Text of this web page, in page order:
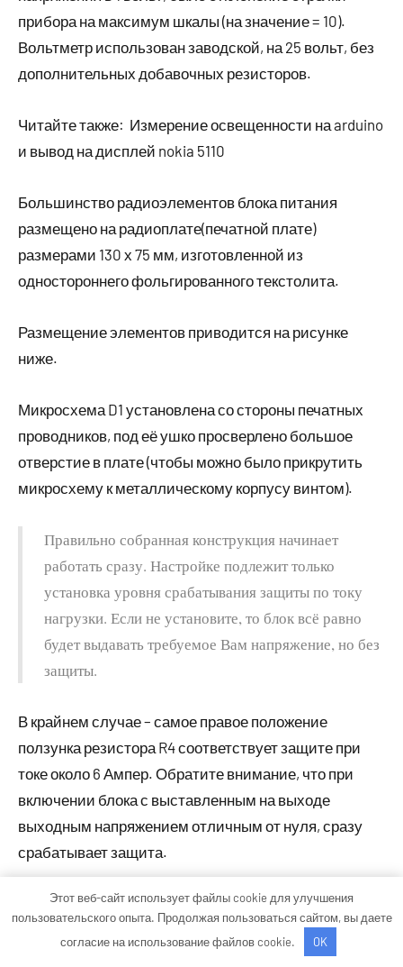
прибора на максимум шкалы (на значение = 10).
Вольтметр использован заводской, на 25 вольт, без
дополнительных добавочных резисторов.
Читайте также: Измерение освещенности на arduino
и вывод на дисплей nokia 5110
Большинство радиоэлементов блока питания
размещено на радиоплате(печатной плате)
размерами 130 х 75 мм, изготовленной из
одностороннего фольгированного текстолита.
Размещение элементов приводится на рисунке
ниже.
Микросхема D1 установлена со стороны печатных
проводников, под её ушко просверлено большое
отверстие в плате (чтобы можно было прикрутить
микросхему к металлическому корпусу винтом).
Правильно собранная конструкция начинает
работать сразу. Настройке подлежит только
установка уровня срабатывания защиты по току
нагрузки. Если не установите, то блок всё равно
будет выдавать требуемое Вам напряжение, но без
защиты.
В крайнем случае – самое правое положение
ползунка резистора R4 соответствует защите при
токе около 6 Ампер. Обратите внимание, что при
включении блока с выставленным на выходе
выходным напряжением отличным от нуля, сразу
срабатывает защита.
Это нормальная работа, связана с тем, что на
выходе блока питания стоит конденсатор С5
достаточно большой ёмкости. Для работы блока
Этот веб-сайт использует файлы cookie для улучшения
пользовательского опыта. Продолжая пользоваться сайтом, вы даете
согласие на использование файлов cookie.
OK